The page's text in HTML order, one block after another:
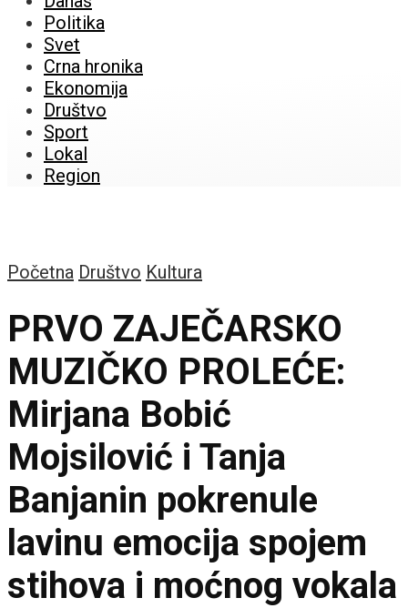
Politika
Svet
Crna hronika
Ekonomija
Društvo
Sport
Lokal
Region
Početna Društvo Kultura
PRVO ZAJEČARSKO
MUZIČKO PROLEĆE:
Mirjana Bobić
Mojsilović i Tanja
Banjanin pokrenule
lavinu emocija spojem
stihova i moćnog vokala